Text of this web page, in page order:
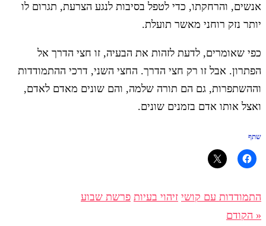
אנשים, והרחקתו, כדי לטפל בסיבות לנגע הצרעת, תגרום לו
יותר נזק רוחני מאשר תועלת.
כפי שאומרים, לדעת לזהות את הבעיה, זו חצי הדרך אל
הפתרון. אבל זו רק חצי הדרך. החצי השני, דרכי ההתמודדות
וההשתפרות, גם הם תורה שלמה, והם שונים מאדם לאדם,
ואצל אותו אדם בזמנים שונים.
שתף
התמודדות עם קושי זיהוי בעיות פרשת שבוע
« הקודם